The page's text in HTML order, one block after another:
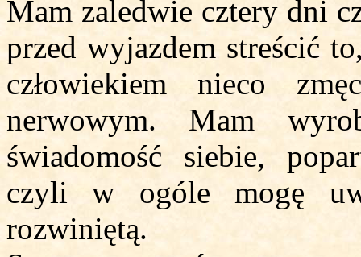
Mam zaledwie cztery dni
przed wyjazdem streścić
człowiekiem nieco
nerwowym. Mam
świadomość siebie,
czyli w ogóle mogę
rozwiniętą.